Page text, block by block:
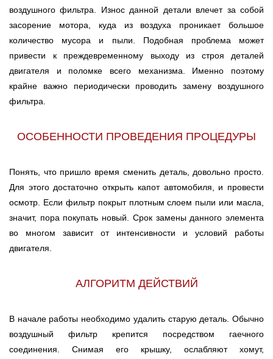
воздушного фильтра. Износ данной детали влечет за собой
засорение мотора, куда из воздуха проникает большое
количество мусора и пыли. Подобная проблема может
привести к преждевременному выходу из строя деталей
двигателя и поломке всего механизма. Именно поэтому
крайне важно периодически проводить замену воздушного
фильтра.
ОСОБЕННОСТИ ПРОВЕДЕНИЯ ПРОЦЕДУРЫ
Понять, что пришло время сменить деталь, довольно просто.
Для этого достаточно открыть капот автомобиля, и провести
осмотр. Если фильтр покрыт плотным слоем пыли или масла,
значит, пора покупать новый. Срок замены данного элемента
во многом зависит от интенсивности и условий работы
двигателя.
АЛГОРИТМ ДЕЙСТВИЙ
В начале работы необходимо удалить старую деталь. Обычно
воздушный фильтр крепится посредством гаечного
соединения. Снимая его крышку, ослабляют хомут,